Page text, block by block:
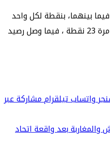
بينهما، بنقطة لكل واحد
منهما، فأصبح رصيد نهضة الزمامرة 23 نقطة ، فيما وصل رصيد
واتسابتيلقراممشاركة عبر
بعد واقعة اتحاد